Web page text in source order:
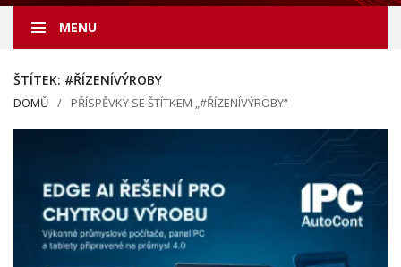
MENU
ŠTÍTEK: #ŘÍZENÍVÝROBY
DOMŮ PŘÍSPĚVKY SE ŠTÍTKEM „#ŘÍZENÍVÝROBY“